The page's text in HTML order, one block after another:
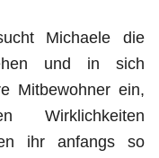
Michaele die
und in sich
Mitbewohner ein,
ihr anfangs so